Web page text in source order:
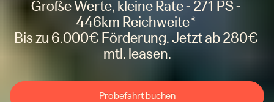
Große Werte, kleine Rate - 271 PS -
446km Reichweite*
Bis zu 6.000€ Förderung. Jetzt ab 280€
mtl. leasen.
Probefahrt buchen